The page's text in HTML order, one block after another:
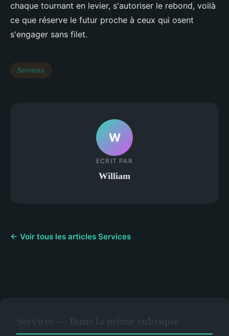
chaque tournant en levier, s'autoriser le rebond, voilà
ce que réserve le futur proche à ceux qui osent
s'engager sans filet.
Services
W
ECRIT PAR
William
← Voir tous les articles Services